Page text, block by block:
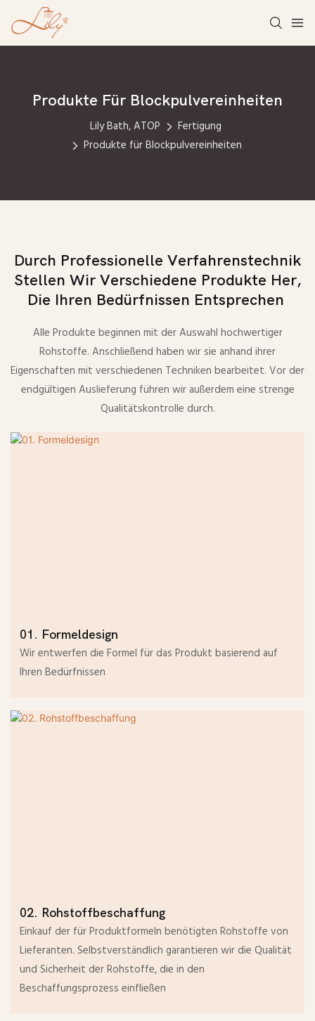
Produkte Für Blockpulvereinheiten
Lily Bath, ATOP
Fertigung
Produkte für Blockpulvereinheiten
Durch Professionelle Verfahrenstechnik
Stellen Wir Verschiedene Produkte Her,
Die Ihren Bedürfnissen Entsprechen
Alle Produkte beginnen mit der Auswahl hochwertiger
Rohstoffe. Anschließend haben wir sie anhand ihrer
Eigenschaften mit verschiedenen Techniken bearbeitet. Vor der
endgültigen Auslieferung führen wir außerdem eine strenge
Qualitätskontrolle durch.
01. Formeldesign
Wir entwerfen die Formel für das Produkt basierend auf
Ihren Bedürfnissen
02. Rohstoffbeschaffung
Einkauf der für Produktformeln benötigten Rohstoffe von
Lieferanten. Selbstverständlich garantieren wir die Qualität
und Sicherheit der Rohstoffe, die in den
Beschaffungsprozess einfließen